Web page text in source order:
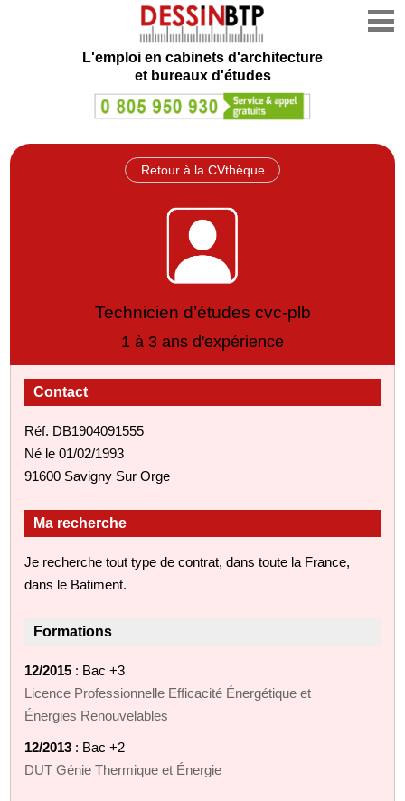
L'emploi en cabinets d'architecture
et bureaux d'études
Retour à la CVthèque
Technicien d’études cvc-plb
1 à 3 ans d'expérience
Contact
Réf. DB1904091555
Né le 01/02/1993
91600 Savigny Sur Orge
Ma recherche
Je recherche tout type de contrat, dans toute la France,
dans le Batiment.
Formations
12/2015 : Bac +3
Licence Professionnelle Efficacité Énergétique et
Énergies Renouvelables
12/2013 : Bac +2
DUT Génie Thermique et Énergie